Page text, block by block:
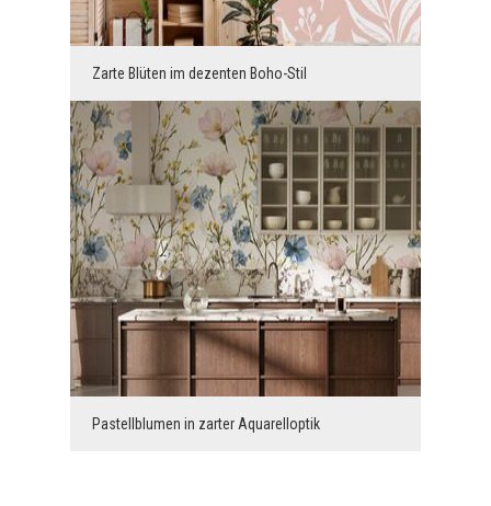
Zarte Blüten im dezenten Boho-Stil
Pastellblumen in zarter Aquarelloptik